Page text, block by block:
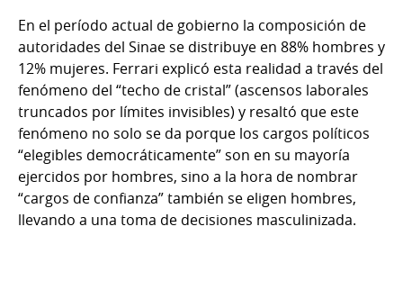
En el período actual de gobierno la composición de
autoridades del Sinae se distribuye en 88% hombres y
12% mujeres. Ferrari explicó esta realidad a través del
fenómeno del “techo de cristal” (ascensos laborales
truncados por límites invisibles) y resaltó que este
fenómeno no solo se da porque los cargos políticos
“elegibles democráticamente” son en su mayoría
ejercidos por hombres, sino a la hora de nombrar
“cargos de confianza” también se eligen hombres,
llevando a una toma de decisiones masculinizada.